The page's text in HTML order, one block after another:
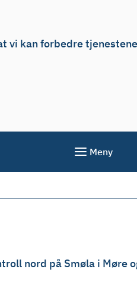
vi kan forbedre
Meny
nord på Smøla i Møre